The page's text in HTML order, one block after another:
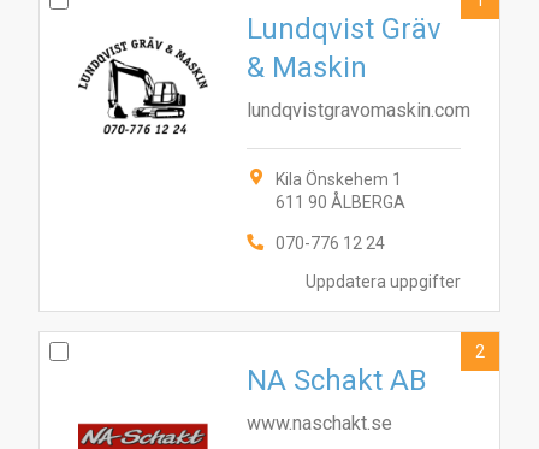
Uppdatera uppgifter
Lundqvist Gräv
& Maskin
lundqvistgravomaskin.com
Kila Önskehem 1
611 90 ÅLBERGA
070-776 12 24
NA Schakt AB
www.naschakt.se
2